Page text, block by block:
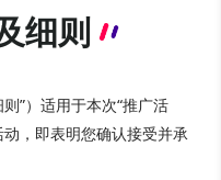
注册及任意金额入金，
方银行转账、电商平台
职业者平台收款。
常规推荐奖励叠加。
次月发放至您在
我们的客服或客户经理
细则
”）适用于本次“推广活
，即表明您确认接受并承